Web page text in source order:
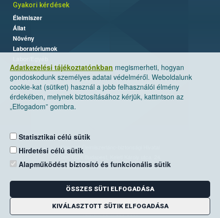
Adatkezelési tájékoztatónkban megismerheti, hogyan
gondoskodunk személyes adatai védelméről. Weboldalunk
cookie-kat (sütiket) használ a jobb felhasználói élmény
érdekében, melynek biztosításához kérjük, kattintson az
„Elfogadom” gombra.
Statisztikai célú sütik
Hirdetési célú sütik
Alapműködést biztosító és funkcionális sütik
ÖSSZES SÜTI ELFOGADÁSA
KIVÁLASZTOTT SÜTIK ELFOGADÁSA
Gyakori kérdések
Élelmiszer
Állat
Növény
Laboratóriumok
Nemzeti Élelmiszerlánc-biztonsági Hivatal
Levelezési cím: 1525 Budapest. Pf. 30.
E-mail:ugyfelszolgalat@nebih.gov.hu
Zöld szám: 06-80/263-244
Telefon: 06-1/ 336-9000